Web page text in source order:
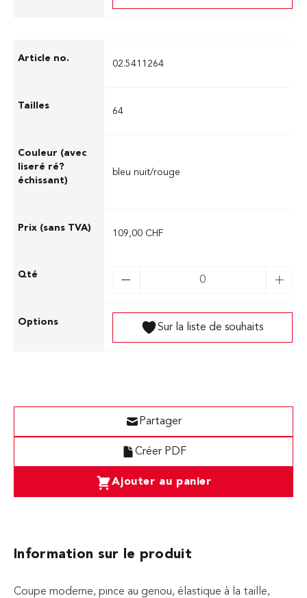
02.5411264
64
bleu nuit/rouge
109,00 CHF
Sur la liste de souhaits
Ajouter au panier
Créer PDF
Partager
Information sur le produit
Coupe moderne, pince au genou, élastique à la taille,